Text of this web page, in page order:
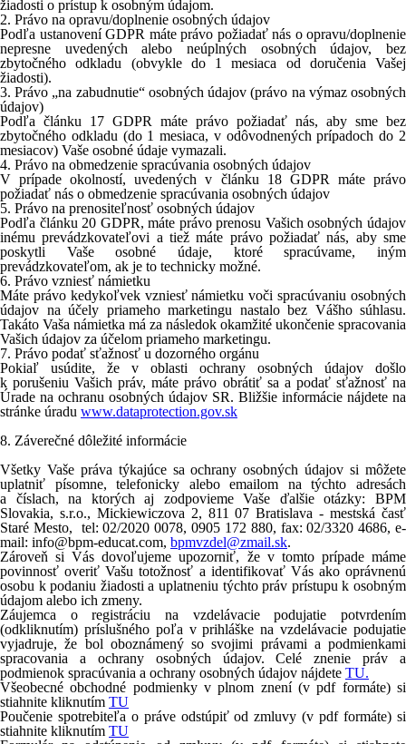
žiadosti o prístup k osobným údajom.
2. Právo na opravu/doplnenie osobných údajov
Podľa ustanovení GDPR máte právo požiadať nás o opravu/doplnenie
nepresne uvedených alebo neúplných osobných údajov, bez
zbytočného odkladu (obvykle do 1 mesiaca od doručenia Vašej
žiadosti).
3.Právo „na zabudnutie“ osobných údajov (právo na výmaz osobných
údajov)
Podľa článku 17 GDPR máte právo požiadať nás, aby sme bez
zbytočného odkladu (do 1 mesiaca, v odôvodnených prípadoch do 2
mesiacov) Vaše osobné údaje vymazali.
4. Právo na obmedzenie spracúvania osobných údajov
V prípade okolností, uvedených v článku 18 GDPR máte právo
požiadať nás o obmedzenie spracúvania osobných údajov
5. Právo na prenositeľnosť osobných údajov
Podľa článku 20 GDPR, máte právo prenosu Vašich osobných údajov
inému prevádzkovateľovi a tiež máte právo požiadať nás, aby sme
poskytli Vaše osobné údaje, ktoré spracúvame, iným
prevádzkovateľom, ak je to technicky možné.
6. Právo vzniesť námietku
Máte právo kedykoľvek vzniesť námietku voči spracúvaniu osobných
údajov na účely priameho marketingu nastalo bez Vášho súhlasu.
Takáto Vaša námietka má za následok okamžité ukončenie spracovania
Vašich údajov za účelom priameho marketingu.
7. Právo podať sťažnosť u dozorného orgánu
Pokiaľ usúdite, že v oblasti ochrany osobných údajov došlo
k porušeniu Vašich práv, máte právo obrátiť sa a podať sťažnosť na
Úrade na ochranu osobných údajov SR. Bližšie informácie nájdete na
stránke úradu www.dataprotection.gov.sk
8. Záverečné dôležité informácie
Všetky Vaše práva týkajúce sa ochrany osobných údajov si môžete
uplatniť písomne, telefonicky alebo emailom na týchto adresách
a číslach, na ktorých aj zodpovieme Vaše ďalšie otázky: BPM
Slovakia, s.r.o., Mickiewiczova 2, 811 07 Bratislava - mestská časť
Staré Mesto, tel: 02/2020 0078, 0905 172 880, fax: 02/3320 4686, e-
mail: info@bpm-educat.com, bpmvzdel@zmail.sk.
Zároveň si Vás dovoľujeme upozorniť, že v tomto prípade máme
povinnosť overiť Vašu totožnosť a identifikovať Vás ako oprávnenú
osobu k podaniu žiadosti a uplatneniu týchto práv prístupu k osobným
údajom alebo ich zmeny.
Záujemca o registráciu na vzdelávacie podujatie potvrdením
(odkliknutím) príslušného poľa v prihláške na vzdelávacie podujatie
vyjadruje, že bol oboznámený so svojimi právami a podmienkami
spracovania a ochrany osobných údajov. Celé znenie práv a
podmienok spracúvania a ochrany osobných údajov nájdete TU.
Všeobecné obchodné podmienky v plnom znení (v pdf formáte) si
stiahnite kliknutím TU
Poučenie spotrebiteľa o práve odstúpiť od zmluvy(v pdf formáte)si
stiahnite kliknutím TU